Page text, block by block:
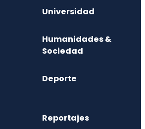
Universidad
Humanidades &
Sociedad
Deporte
Reportajes